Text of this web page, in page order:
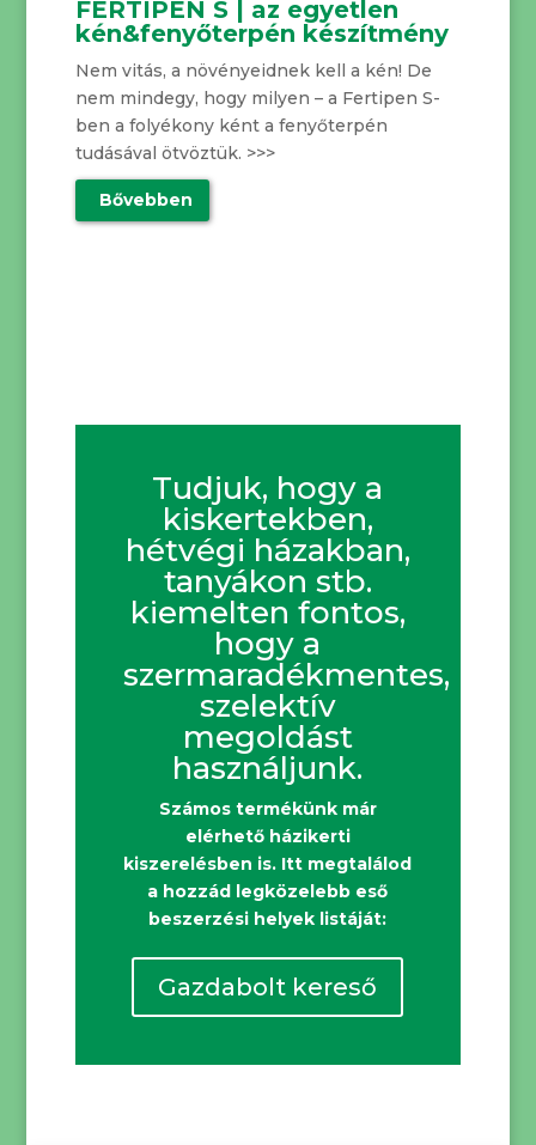
FERTIPEN S | az egyetlen
kén&fenyőterpén készítmény
Nem vitás, a növényeidnek kell a kén! De
nem mindegy, hogy milyen – a Fertipen S-
ben a folyékony ként a fenyőterpén
tudásával ötvöztük. >>>
Bővebben
Tudjuk, hogy a
kiskertekben,
hétvégi házakban,
tanyákon stb.
kiemelten fontos,
hogy a
szermaradékmentes,
szelektív
megoldást
használjunk.
Számos termékünk már
elérhető házikerti
kiszerelésben is. Itt megtalálod
a hozzád legközelebb eső
beszerzési helyek listáját:
Gazdabolt kereső